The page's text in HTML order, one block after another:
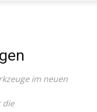
im neuen
die